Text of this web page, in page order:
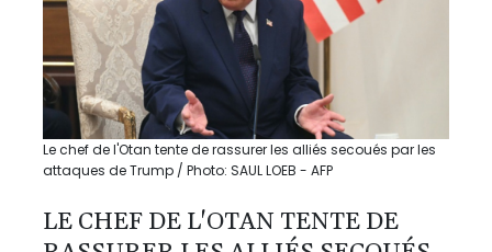
Le chef de l'Otan tente de rassurer les alliés secoués par les
attaques de Trump / Photo: SAUL LOEB - AFP
LE CHEF DE L'OTAN TENTE DE